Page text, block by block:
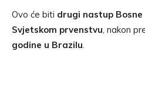
Ovo će biti drugi nastup Bosne
Svjetskom prvenstvu, nakon
godine u Brazilu.